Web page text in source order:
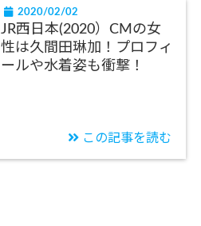
2020/02/02
JR西日本(2020）CMの女
性は久間田琳加！プロフィ
ールや水着姿も衝撃！
この記事を読む